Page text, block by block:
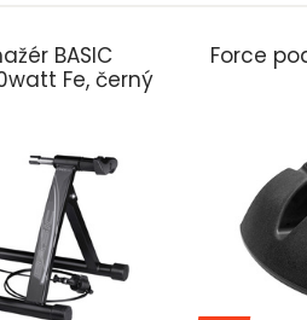
BASIC
Fe, černý
Force